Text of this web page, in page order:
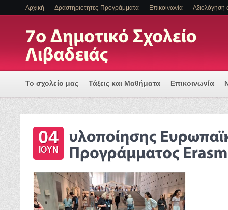
Αρχική Δραστηριότητες-Προγράμματα Επικοινωνία Αξιολόγηση
Το σχολείο μας Τάξεις και Μαθήματα Επικοινωνία
Πρόγραμμα Εισαγωγής Η/Υ για μια Ψηφιακά
ΕΝΤΑΞΗ ΜΑΘΗΤΩΝ ΜΕ ΑΝΑΠΗΡΙΑ Η/ΚΑΙ ΕΙΔΙΚΕΣ
04
ΙΟΥΝ